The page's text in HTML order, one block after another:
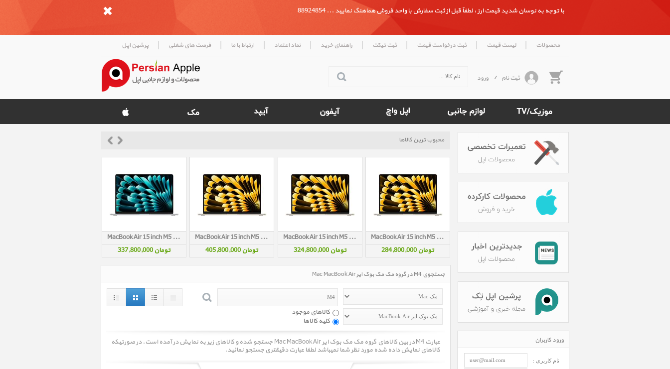
با توجه به نوسان شدید قیمت ارز ، لطفاً قبل از ثبت سفارش با واحد فروش هماهنگ نمایید ... 88924854
محصولات | لیست قیمت | ثبت درخواست قیمت | ثبت تیکت | راهنمای خرید | نماد اعتماد | ارتباط با ما | فرصت های شغلی | پرشین اپل
ثبت نام / ورود
محبوب ترین کالاها
MacBook Air 15 inch M5 MDVA4 Silver 2026
تومان 337,800,000
MacBook Air 15 inch M5 MDVF4 Starlight 2026
تومان 405,800,000
MacBook Air 15 inch M5 MDVE4 Starlight 2026
تومان 324,800,000
MacBook Air 15 inch M5 MDVD4 Starlight 2026
تومان 284,800,000
جستجوی M4 در گروه مک مک بوک ایر Mac MacBook Air
کالاهای موجود
کلیه کالاها
عبارت M4 در بین کالاهای گروه مک مک بوک ایر Mac MacBook Air جستجو شده و کالاهای زیر به نمایش در آمده است. در صورتیکه
کالاهای نمایش داده شده مورد نظر شما نمیباشد لطفا عبارت دقیقتری جستجو نمائید.
ورود کاربران
نام کاربری :